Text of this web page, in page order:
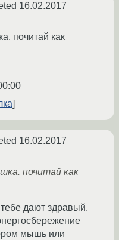
16.02.2017
почитай как
16.02.2017
почитай как
дают здравый.
мышь или